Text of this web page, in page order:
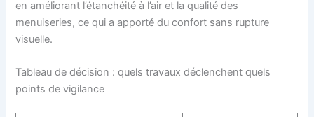
en améliorant l’étanchéité à l’air et la qualité des
menuiseries, ce qui a apporté du confort sans rupture
visuelle.
Tableau de décision : quels travaux déclenchent quels
points de vigilance